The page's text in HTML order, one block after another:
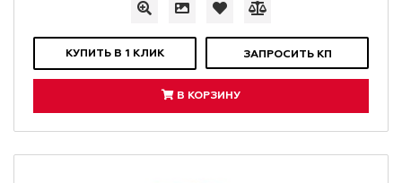
КУПИТЬ В 1 КЛИК ЗАПРОСИТЬ КП
В КОРЗИНУ